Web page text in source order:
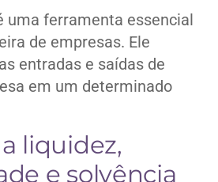
uma ferramenta essencial
de empresas. Ele
entradas e saídas de
em um determinado
liquidez,
e solvência